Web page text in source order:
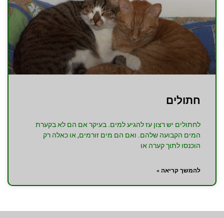
חתולים
לחתולים יש רצון עז להגיע למים. בעיקר אם הם לא בקערת
המים הקבועה שלהם. ואם הם מים זורמים, או כאלה רק
הוכנסו לתוך קערה או
להמשך קריאה »